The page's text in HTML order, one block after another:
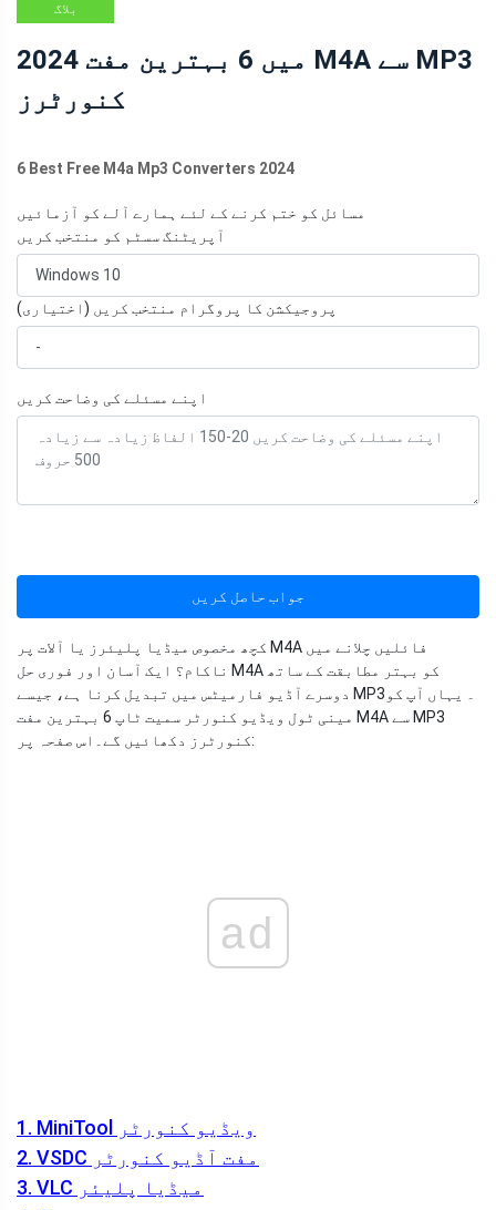
بلاگ
2024 میں 6 بہترین مفت M4A سے MP3
کنورٹرز
6 Best Free M4a Mp3 Converters 2024
مسائل کو ختم کرنے کے لئے ہمارے آلے کو آزمائیں
آپریٹنگ سسٹم کو منتخب کریں
پروجیکشن کا پروگرام منتخب کریں (اختیاری)
اپنے مسئلے کی وضاحت کریں
جواب حاصل کریں
کچھ مخصوص میڈیا پلیئرز یا آلات پر M4A فائلیں چلانے میں
ناکام؟ ایک آسان اور فوری حل M4A کو بہتر مطابقت کے ساتھ
دوسرے آڈیو فارمیٹس میں تبدیل کرنا ہے، جیسے MP3۔ یہاں آپ کو
مینی ٹول ویڈیو کنورٹر سمیت ٹاپ 6 بہترین مفت M4A سے MP3
کنورٹرز دکھائیں گے۔اس صفحہ پر:
ad
1. MiniTool ویڈیو کنورٹر
2. VSDC مفت آڈیو کنورٹر
3. VLC میڈیا پلیئر